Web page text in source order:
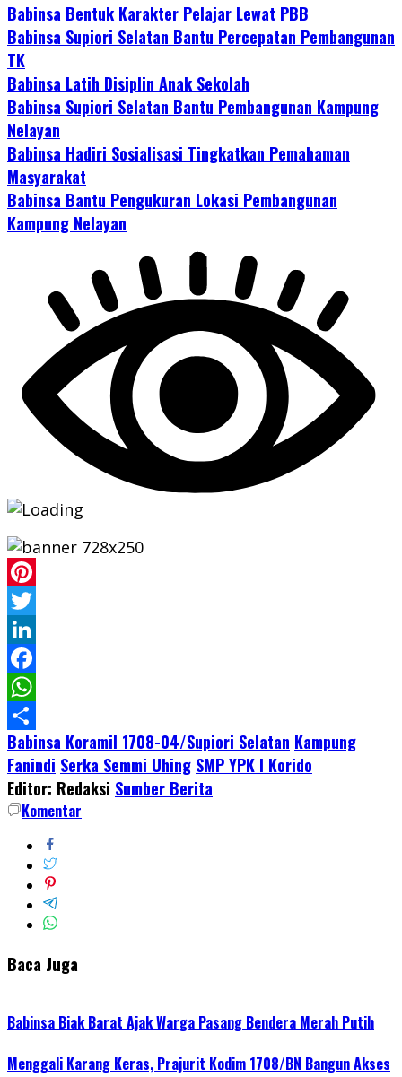
Babinsa Bentuk Karakter Pelajar Lewat PBB
Babinsa Supiori Selatan Bantu Percepatan Pembangunan
TK
Babinsa Latih Disiplin Anak Sekolah
Babinsa Supiori Selatan Bantu Pembangunan Kampung
Nelayan
Babinsa Hadiri Sosialisasi Tingkatkan Pemahaman
Masyarakat
Babinsa Bantu Pengukuran Lokasi Pembangunan
Kampung Nelayan
Pinterest
Twitter
LinkedIn
Facebook
WhatsApp
Share
Babinsa Koramil 1708-04/Supiori Selatan Kampung
Fanindi Serka Semmi Uhing SMP YPK I Korido
Editor: Redaksi Sumber Berita
Komentar
Baca Juga
Babinsa Biak Barat Ajak Warga Pasang Bendera Merah Putih
Menggali Karang Keras, Prajurit Kodim 1708/BN Bangun Akses